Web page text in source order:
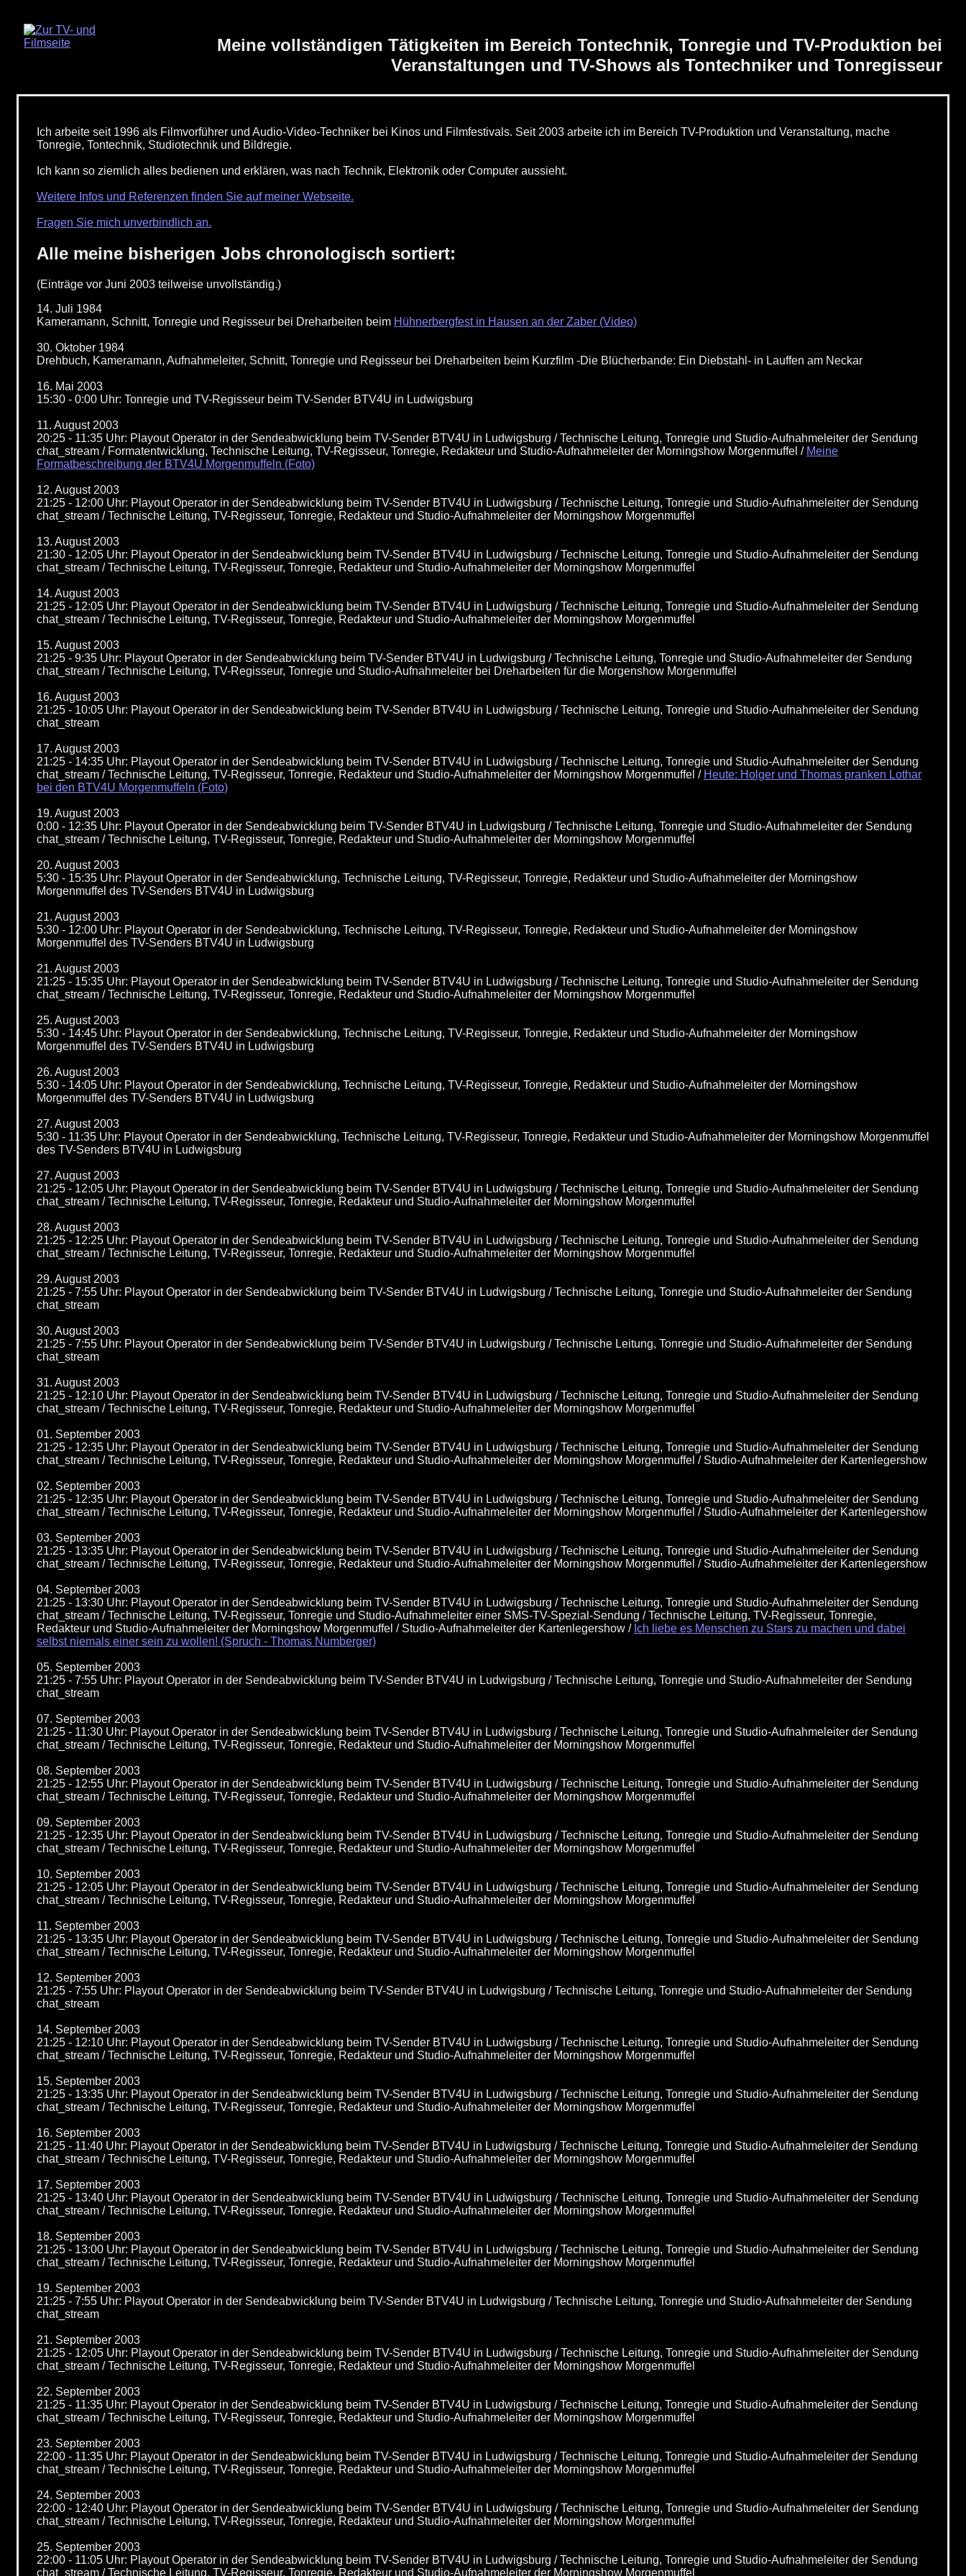
Meine vollständigen Tätigkeiten im Bereich Tontechnik, Tonregie und TV-Produktion bei
Veranstaltungen und TV-Shows als Tontechniker und Tonregisseur
Ich arbeite seit 1996 als Filmvorführer und Audio-Video-Techniker bei Kinos und Filmfestivals. Seit 2003 arbeite ich im Bereich TV-Produktion und Veranstaltung, mache
Tonregie, Tontechnik, Studiotechnik und Bildregie.
Ich kann so ziemlich alles bedienen und erklären, was nach Technik, Elektronik oder Computer aussieht.
Weitere Infos und Referenzen finden Sie auf meiner Webseite.
Fragen Sie mich unverbindlich an.
Alle meine bisherigen Jobs chronologisch sortiert:
(Einträge vor Juni 2003 teilweise unvollständig.)
14. Juli 1984
Kameramann, Schnitt, Tonregie und Regisseur bei Dreharbeiten beim Hühnerbergfest in Hausen an der Zaber (Video)
30. Oktober 1984
Drehbuch, Kameramann, Aufnahmeleiter, Schnitt, Tonregie und Regisseur bei Dreharbeiten beim Kurzfilm -Die Blücherbande: Ein Diebstahl- in Lauffen am Neckar
16. Mai 2003
15:30 - 0:00 Uhr: Tonregie und TV-Regisseur beim TV-Sender BTV4U in Ludwigsburg
11. August 2003
20:25 - 11:35 Uhr: Playout Operator in der Sendeabwicklung beim TV-Sender BTV4U in Ludwigsburg / Technische Leitung, Tonregie und Studio-Aufnahmeleiter der Sendung
chat_stream / Formatentwicklung, Technische Leitung, TV-Regisseur, Tonregie, Redakteur und Studio-Aufnahmeleiter der Morningshow Morgenmuffel / Meine
Formatbeschreibung der BTV4U Morgenmuffeln (Foto)
12. August 2003
21:25 - 12:00 Uhr: Playout Operator in der Sendeabwicklung beim TV-Sender BTV4U in Ludwigsburg / Technische Leitung, Tonregie und Studio-Aufnahmeleiter der Sendung
chat_stream / Technische Leitung, TV-Regisseur, Tonregie, Redakteur und Studio-Aufnahmeleiter der Morningshow Morgenmuffel
13. August 2003
21:30 - 12:05 Uhr: Playout Operator in der Sendeabwicklung beim TV-Sender BTV4U in Ludwigsburg / Technische Leitung, Tonregie und Studio-Aufnahmeleiter der Sendung
chat_stream / Technische Leitung, TV-Regisseur, Tonregie, Redakteur und Studio-Aufnahmeleiter der Morningshow Morgenmuffel
14. August 2003
21:25 - 12:05 Uhr: Playout Operator in der Sendeabwicklung beim TV-Sender BTV4U in Ludwigsburg / Technische Leitung, Tonregie und Studio-Aufnahmeleiter der Sendung
chat_stream / Technische Leitung, TV-Regisseur, Tonregie, Redakteur und Studio-Aufnahmeleiter der Morningshow Morgenmuffel
15. August 2003
21:25 - 9:35 Uhr: Playout Operator in der Sendeabwicklung beim TV-Sender BTV4U in Ludwigsburg / Technische Leitung, Tonregie und Studio-Aufnahmeleiter der Sendung
chat_stream / Technische Leitung, TV-Regisseur, Tonregie und Studio-Aufnahmeleiter bei Dreharbeiten für die Morgenshow Morgenmuffel
16. August 2003
21:25 - 10:05 Uhr: Playout Operator in der Sendeabwicklung beim TV-Sender BTV4U in Ludwigsburg / Technische Leitung, Tonregie und Studio-Aufnahmeleiter der Sendung
chat_stream
17. August 2003
21:25 - 14:35 Uhr: Playout Operator in der Sendeabwicklung beim TV-Sender BTV4U in Ludwigsburg / Technische Leitung, Tonregie und Studio-Aufnahmeleiter der Sendung
chat_stream / Technische Leitung, TV-Regisseur, Tonregie, Redakteur und Studio-Aufnahmeleiter der Morningshow Morgenmuffel / Heute: Holger und Thomas pranken Lothar
bei den BTV4U Morgenmuffeln (Foto)
19. August 2003
0:00 - 12:35 Uhr: Playout Operator in der Sendeabwicklung beim TV-Sender BTV4U in Ludwigsburg / Technische Leitung, Tonregie und Studio-Aufnahmeleiter der Sendung
chat_stream / Technische Leitung, TV-Regisseur, Tonregie, Redakteur und Studio-Aufnahmeleiter der Morningshow Morgenmuffel
20. August 2003
5:30 - 15:35 Uhr: Playout Operator in der Sendeabwicklung, Technische Leitung, TV-Regisseur, Tonregie, Redakteur und Studio-Aufnahmeleiter der Morningshow
Morgenmuffel des TV-Senders BTV4U in Ludwigsburg
21. August 2003
5:30 - 12:00 Uhr: Playout Operator in der Sendeabwicklung, Technische Leitung, TV-Regisseur, Tonregie, Redakteur und Studio-Aufnahmeleiter der Morningshow
Morgenmuffel des TV-Senders BTV4U in Ludwigsburg
21. August 2003
21:25 - 15:35 Uhr: Playout Operator in der Sendeabwicklung beim TV-Sender BTV4U in Ludwigsburg / Technische Leitung, Tonregie und Studio-Aufnahmeleiter der Sendung
chat_stream / Technische Leitung, TV-Regisseur, Tonregie, Redakteur und Studio-Aufnahmeleiter der Morningshow Morgenmuffel
25. August 2003
5:30 - 14:45 Uhr: Playout Operator in der Sendeabwicklung, Technische Leitung, TV-Regisseur, Tonregie, Redakteur und Studio-Aufnahmeleiter der Morningshow
Morgenmuffel des TV-Senders BTV4U in Ludwigsburg
26. August 2003
5:30 - 14:05 Uhr: Playout Operator in der Sendeabwicklung, Technische Leitung, TV-Regisseur, Tonregie, Redakteur und Studio-Aufnahmeleiter der Morningshow
Morgenmuffel des TV-Senders BTV4U in Ludwigsburg
27. August 2003
5:30 - 11:35 Uhr: Playout Operator in der Sendeabwicklung, Technische Leitung, TV-Regisseur, Tonregie, Redakteur und Studio-Aufnahmeleiter der Morningshow Morgenmuffel
des TV-Senders BTV4U in Ludwigsburg
27. August 2003
21:25 - 12:05 Uhr: Playout Operator in der Sendeabwicklung beim TV-Sender BTV4U in Ludwigsburg / Technische Leitung, Tonregie und Studio-Aufnahmeleiter der Sendung
chat_stream / Technische Leitung, TV-Regisseur, Tonregie, Redakteur und Studio-Aufnahmeleiter der Morningshow Morgenmuffel
28. August 2003
21:25 - 12:25 Uhr: Playout Operator in der Sendeabwicklung beim TV-Sender BTV4U in Ludwigsburg / Technische Leitung, Tonregie und Studio-Aufnahmeleiter der Sendung
chat_stream / Technische Leitung, TV-Regisseur, Tonregie, Redakteur und Studio-Aufnahmeleiter der Morningshow Morgenmuffel
29. August 2003
21:25 - 7:55 Uhr: Playout Operator in der Sendeabwicklung beim TV-Sender BTV4U in Ludwigsburg / Technische Leitung, Tonregie und Studio-Aufnahmeleiter der Sendung
chat_stream
30. August 2003
21:25 - 7:55 Uhr: Playout Operator in der Sendeabwicklung beim TV-Sender BTV4U in Ludwigsburg / Technische Leitung, Tonregie und Studio-Aufnahmeleiter der Sendung
chat_stream
31. August 2003
21:25 - 12:10 Uhr: Playout Operator in der Sendeabwicklung beim TV-Sender BTV4U in Ludwigsburg / Technische Leitung, Tonregie und Studio-Aufnahmeleiter der Sendung
chat_stream / Technische Leitung, TV-Regisseur, Tonregie, Redakteur und Studio-Aufnahmeleiter der Morningshow Morgenmuffel
01. September 2003
21:25 - 12:35 Uhr: Playout Operator in der Sendeabwicklung beim TV-Sender BTV4U in Ludwigsburg / Technische Leitung, Tonregie und Studio-Aufnahmeleiter der Sendung
chat_stream / Technische Leitung, TV-Regisseur, Tonregie, Redakteur und Studio-Aufnahmeleiter der Morningshow Morgenmuffel / Studio-Aufnahmeleiter der Kartenlegershow
02. September 2003
21:25 - 12:35 Uhr: Playout Operator in der Sendeabwicklung beim TV-Sender BTV4U in Ludwigsburg / Technische Leitung, Tonregie und Studio-Aufnahmeleiter der Sendung
chat_stream / Technische Leitung, TV-Regisseur, Tonregie, Redakteur und Studio-Aufnahmeleiter der Morningshow Morgenmuffel / Studio-Aufnahmeleiter der Kartenlegershow
03. September 2003
21:25 - 13:35 Uhr: Playout Operator in der Sendeabwicklung beim TV-Sender BTV4U in Ludwigsburg / Technische Leitung, Tonregie und Studio-Aufnahmeleiter der Sendung
chat_stream / Technische Leitung, TV-Regisseur, Tonregie, Redakteur und Studio-Aufnahmeleiter der Morningshow Morgenmuffel / Studio-Aufnahmeleiter der Kartenlegershow
04. September 2003
21:25 - 13:30 Uhr: Playout Operator in der Sendeabwicklung beim TV-Sender BTV4U in Ludwigsburg / Technische Leitung, Tonregie und Studio-Aufnahmeleiter der Sendung
chat_stream / Technische Leitung, TV-Regisseur, Tonregie und Studio-Aufnahmeleiter einer SMS-TV-Spezial-Sendung / Technische Leitung, TV-Regisseur, Tonregie,
Redakteur und Studio-Aufnahmeleiter der Morningshow Morgenmuffel / Studio-Aufnahmeleiter der Kartenlegershow / Ich liebe es Menschen zu Stars zu machen und dabei
selbst niemals einer sein zu wollen! (Spruch - Thomas Numberger)
05. September 2003
21:25 - 7:55 Uhr: Playout Operator in der Sendeabwicklung beim TV-Sender BTV4U in Ludwigsburg / Technische Leitung, Tonregie und Studio-Aufnahmeleiter der Sendung
chat_stream
07. September 2003
21:25 - 11:30 Uhr: Playout Operator in der Sendeabwicklung beim TV-Sender BTV4U in Ludwigsburg / Technische Leitung, Tonregie und Studio-Aufnahmeleiter der Sendung
chat_stream / Technische Leitung, TV-Regisseur, Tonregie, Redakteur und Studio-Aufnahmeleiter der Morningshow Morgenmuffel
08. September 2003
21:25 - 12:55 Uhr: Playout Operator in der Sendeabwicklung beim TV-Sender BTV4U in Ludwigsburg / Technische Leitung, Tonregie und Studio-Aufnahmeleiter der Sendung
chat_stream / Technische Leitung, TV-Regisseur, Tonregie, Redakteur und Studio-Aufnahmeleiter der Morningshow Morgenmuffel
09. September 2003
21:25 - 12:35 Uhr: Playout Operator in der Sendeabwicklung beim TV-Sender BTV4U in Ludwigsburg / Technische Leitung, Tonregie und Studio-Aufnahmeleiter der Sendung
chat_stream / Technische Leitung, TV-Regisseur, Tonregie, Redakteur und Studio-Aufnahmeleiter der Morningshow Morgenmuffel
10. September 2003
21:25 - 12:05 Uhr: Playout Operator in der Sendeabwicklung beim TV-Sender BTV4U in Ludwigsburg / Technische Leitung, Tonregie und Studio-Aufnahmeleiter der Sendung
chat_stream / Technische Leitung, TV-Regisseur, Tonregie, Redakteur und Studio-Aufnahmeleiter der Morningshow Morgenmuffel
11. September 2003
21:25 - 13:35 Uhr: Playout Operator in der Sendeabwicklung beim TV-Sender BTV4U in Ludwigsburg / Technische Leitung, Tonregie und Studio-Aufnahmeleiter der Sendung
chat_stream / Technische Leitung, TV-Regisseur, Tonregie, Redakteur und Studio-Aufnahmeleiter der Morningshow Morgenmuffel
12. September 2003
21:25 - 7:55 Uhr: Playout Operator in der Sendeabwicklung beim TV-Sender BTV4U in Ludwigsburg / Technische Leitung, Tonregie und Studio-Aufnahmeleiter der Sendung
chat_stream
14. September 2003
21:25 - 12:10 Uhr: Playout Operator in der Sendeabwicklung beim TV-Sender BTV4U in Ludwigsburg / Technische Leitung, Tonregie und Studio-Aufnahmeleiter der Sendung
chat_stream / Technische Leitung, TV-Regisseur, Tonregie, Redakteur und Studio-Aufnahmeleiter der Morningshow Morgenmuffel
15. September 2003
21:25 - 13:35 Uhr: Playout Operator in der Sendeabwicklung beim TV-Sender BTV4U in Ludwigsburg / Technische Leitung, Tonregie und Studio-Aufnahmeleiter der Sendung
chat_stream / Technische Leitung, TV-Regisseur, Tonregie, Redakteur und Studio-Aufnahmeleiter der Morningshow Morgenmuffel
16. September 2003
21:25 - 11:40 Uhr: Playout Operator in der Sendeabwicklung beim TV-Sender BTV4U in Ludwigsburg / Technische Leitung, Tonregie und Studio-Aufnahmeleiter der Sendung
chat_stream / Technische Leitung, TV-Regisseur, Tonregie, Redakteur und Studio-Aufnahmeleiter der Morningshow Morgenmuffel
17. September 2003
21:25 - 13:40 Uhr: Playout Operator in der Sendeabwicklung beim TV-Sender BTV4U in Ludwigsburg / Technische Leitung, Tonregie und Studio-Aufnahmeleiter der Sendung
chat_stream / Technische Leitung, TV-Regisseur, Tonregie, Redakteur und Studio-Aufnahmeleiter der Morningshow Morgenmuffel
18. September 2003
21:25 - 13:00 Uhr: Playout Operator in der Sendeabwicklung beim TV-Sender BTV4U in Ludwigsburg / Technische Leitung, Tonregie und Studio-Aufnahmeleiter der Sendung
chat_stream / Technische Leitung, TV-Regisseur, Tonregie, Redakteur und Studio-Aufnahmeleiter der Morningshow Morgenmuffel
19. September 2003
21:25 - 7:55 Uhr: Playout Operator in der Sendeabwicklung beim TV-Sender BTV4U in Ludwigsburg / Technische Leitung, Tonregie und Studio-Aufnahmeleiter der Sendung
chat_stream
21. September 2003
21:25 - 12:05 Uhr: Playout Operator in der Sendeabwicklung beim TV-Sender BTV4U in Ludwigsburg / Technische Leitung, Tonregie und Studio-Aufnahmeleiter der Sendung
chat_stream / Technische Leitung, TV-Regisseur, Tonregie, Redakteur und Studio-Aufnahmeleiter der Morningshow Morgenmuffel
22. September 2003
21:25 - 11:35 Uhr: Playout Operator in der Sendeabwicklung beim TV-Sender BTV4U in Ludwigsburg / Technische Leitung, Tonregie und Studio-Aufnahmeleiter der Sendung
chat_stream / Technische Leitung, TV-Regisseur, Tonregie, Redakteur und Studio-Aufnahmeleiter der Morningshow Morgenmuffel
23. September 2003
22:00 - 11:35 Uhr: Playout Operator in der Sendeabwicklung beim TV-Sender BTV4U in Ludwigsburg / Technische Leitung, Tonregie und Studio-Aufnahmeleiter der Sendung
chat_stream / Technische Leitung, TV-Regisseur, Tonregie, Redakteur und Studio-Aufnahmeleiter der Morningshow Morgenmuffel
24. September 2003
22:00 - 12:40 Uhr: Playout Operator in der Sendeabwicklung beim TV-Sender BTV4U in Ludwigsburg / Technische Leitung, Tonregie und Studio-Aufnahmeleiter der Sendung
chat_stream / Technische Leitung, TV-Regisseur, Tonregie, Redakteur und Studio-Aufnahmeleiter der Morningshow Morgenmuffel
25. September 2003
22:00 - 11:05 Uhr: Playout Operator in der Sendeabwicklung beim TV-Sender BTV4U in Ludwigsburg / Technische Leitung, Tonregie und Studio-Aufnahmeleiter der Sendung
chat_stream / Technische Leitung, TV-Regisseur, Tonregie, Redakteur und Studio-Aufnahmeleiter der Morningshow Morgenmuffel